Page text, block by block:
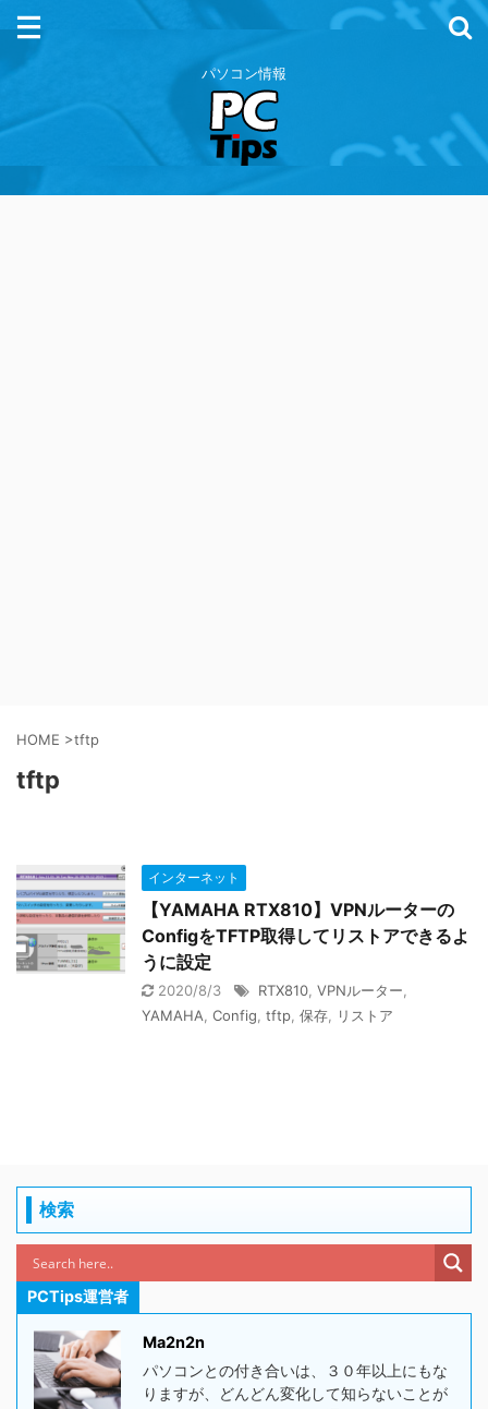
パソコン情報
HOME >tftp
tftp
インターネット
【YAMAHA RTX810】VPNルーターの
ConfigをTFTP取得してリストアできるよ
うに設定
2020/8/3 RTX810 VPNルーター
YAMAHA Config tftp 保存 リストア
検索
PCTips運営者
Ma2n2n
パソコンとの付き合いは、３０年以上にもな
りますが、どんどん変化して知らないことが